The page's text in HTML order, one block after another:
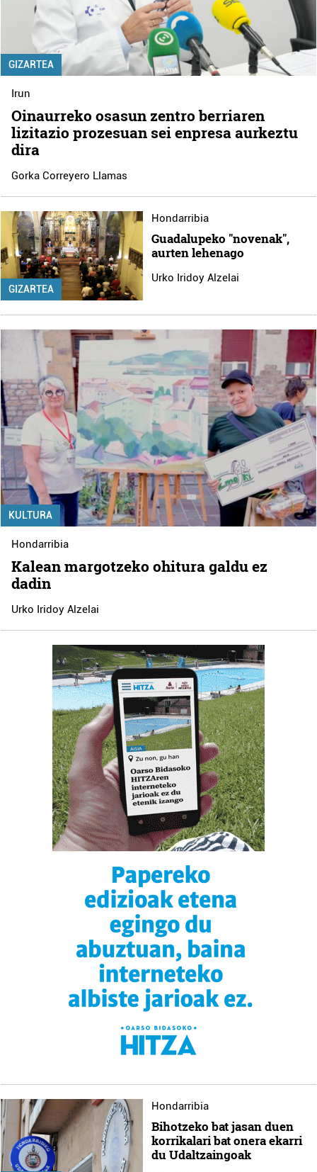
GIZARTEA
Irun
Oinaurreko osasun zentro berriaren
lizitazio prozesuan sei enpresa aurkeztu
dira
Gorka Correyero Llamas
GIZARTEA
Hondarribia
Guadalupeko "novenak",
aurten lehenago
Urko Iridoy Alzelai
KULTURA
Hondarribia
Kalean margotzeko ohitura galdu ez
dadin
Urko Iridoy Alzelai
Hondarribia
Bihotzeko bat jasan duen
korrikalari bat onera ekarri
du Udaltzaingoak